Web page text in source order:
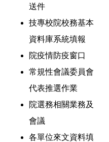
送件
技專校院校務基本
資料庫系統填報
院疫情防疫窗口
常規性會議委員會
代表推選作業
院選務相關業務及
會議
各單位來文資料填